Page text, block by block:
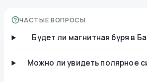
ЧАСТЫЕ ВОПРОСЫ
Будет ли магнитная буря в
Можно ли увидеть полярное